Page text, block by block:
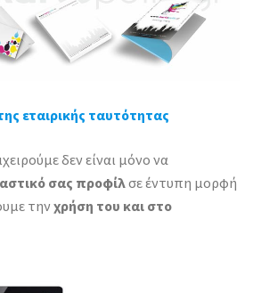
εταιρικής ταυτότητας
δεν είναι μόνο να
σας προφίλσε έντυπη μορφή
την χρήση του και στο